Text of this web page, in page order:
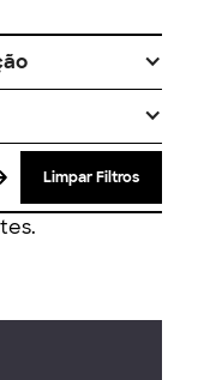
Limpar Filtros